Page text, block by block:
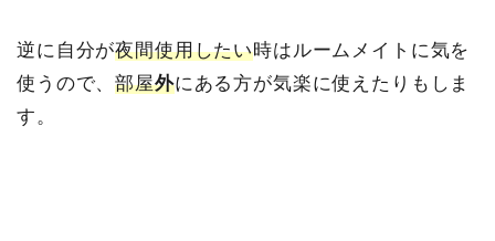
逆に自分が夜間使用したい時はルームメイトに気を
使うので、部屋外にある方が気楽に使えたりもしま
す。